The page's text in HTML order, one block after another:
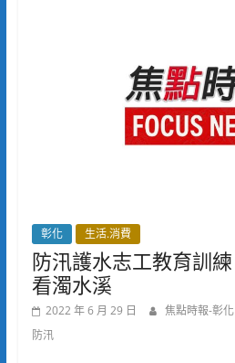
彰化 生活.消費
防汛護水志工教育訓
看濁水溪
2022 年 6 月 29 日 焦點時報-彰
防汛